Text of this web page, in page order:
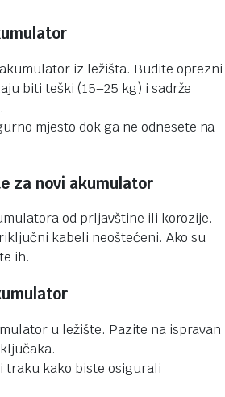
iz ležišta. Budite oprezni
biti teški (15–25 kg) i sadrže
mjesto dok ga ne odnesete na
za novi akumulator
od prljavštine ili korozije.
kabeli neoštećeni. Ako su
ih.
u ležište. Pazite na ispravan
traku kako biste osigurali